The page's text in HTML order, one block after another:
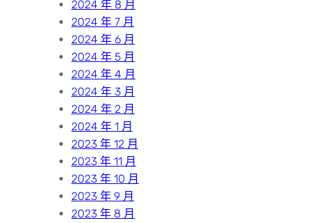
2024 年 8 月
2024 年 7 月
2024 年 6 月
2024 年 5 月
2024 年 4 月
2024 年 3 月
2024 年 2 月
2024 年 1 月
2023 年 12 月
2023 年 11 月
2023 年 10 月
2023 年 9 月
2023 年 8 月